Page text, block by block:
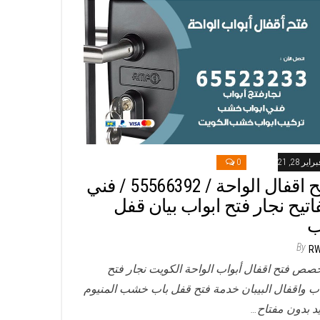
28, 2021
0
فتح اقفال الواحة / 55566392 / فني
نجار فتح ابواب بيان قفل
By
فتح اقفال أبواب الواحة الكويت نجار فتح
واقفال البيبان خدمة فتح قفل باب خشب المنيوم
بدون مفتاح…